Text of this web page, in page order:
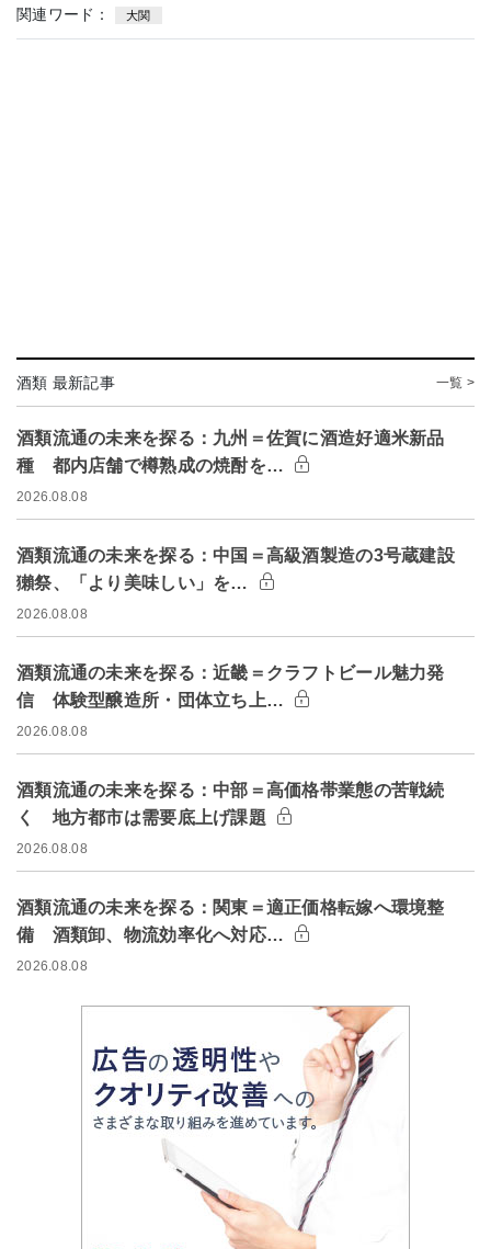
関連ワード： 大関
酒類 最新記事 一覧 >
酒類流通の未来を探る：九州＝佐賀に酒造好適米新品
種 都内店舗で樽熟成の焼酎を…
2026.08.08
酒類流通の未来を探る：中国＝高級酒製造の3号蔵建設
獺祭、「より美味しい」を…
2026.08.08
酒類流通の未来を探る：近畿＝クラフトビール魅力発
信 体験型醸造所・団体立ち上…
2026.08.08
酒類流通の未来を探る：中部＝高価格帯業態の苦戦続
く 地方都市は需要底上げ課題
2026.08.08
酒類流通の未来を探る：関東＝適正価格転嫁へ環境整
備 酒類卸、物流効率化へ対応…
2026.08.08